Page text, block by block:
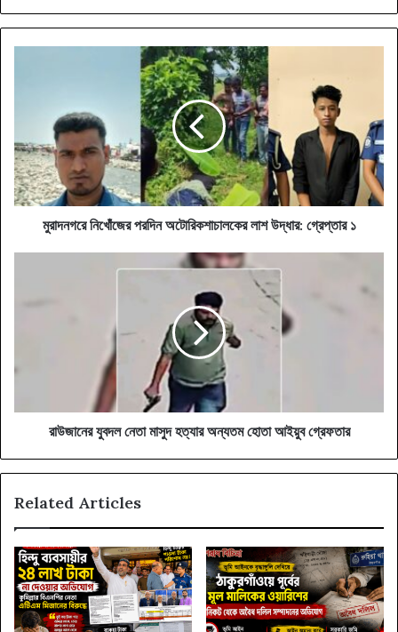
অটোরিকশাচালকের
উদ্ধার:
গ্রেপ্তার
১
মুরাদনগরে নিখোঁজের পরদিন অটোরিকশাচালকের লাশ উদ্ধার: গ্রেপ্তার ১
হোতা
গ্রেফতার
রাউজানের যুবদল নেতা মাসুদ হত্যার অন্যতম হোতা আইয়ুব গ্রেফতার
Related Articles